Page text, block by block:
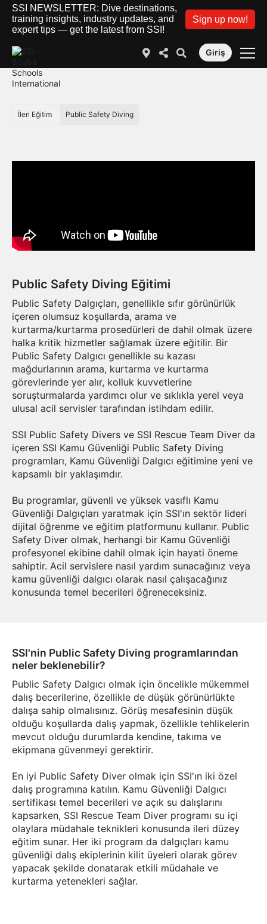
SSI NEWSLETTER: Dive destinations,
training insights, industry updates, and
expert tips — get the latest from SSI!
Sign up now!
Giriş
İleri Eğitim Public Safety Diving
Public Safety Diving Eğitimi
Public Safety Dalgıçları, genellikle sıfır görünürlük
içeren olumsuz koşullarda, arama ve
kurtarma/kurtarma prosedürleri de dahil olmak üzere
halka kritik hizmetler sağlamak üzere eğitilir. Bir
Public Safety Dalgıcı genellikle su kazası
mağdurlarının arama, kurtarma ve kurtarma
görevlerinde yer alır, kolluk kuvvetlerine
soruşturmalarda yardımcı olur ve sıklıkla yerel veya
ulusal acil servisler tarafından istihdam edilir.
SSI Public Safety Divers ve SSI Rescue Team Diver da
içeren SSI Kamu Güvenliği Public Safety Diving
programları, Kamu Güvenliği Dalgıcı eğitimine yeni ve
kapsamlı bir yaklaşımdır.
Bu programlar, güvenli ve yüksek vasıflı Kamu
Güvenliği Dalgıçları yaratmak için SSI'ın sektör lideri
dijital öğrenme ve eğitim platformunu kullanır. Public
Safety Diver olmak, herhangi bir Kamu Güvenliği
profesyonel ekibine dahil olmak için hayati öneme
sahiptir. Acil servislere nasıl yardım sunacağınız veya
kamu güvenliği dalgıcı olarak nasıl çalışacağınız
konusunda temel becerileri öğreneceksiniz.
SSI'nin Public Safety Diving programlarından
neler beklenebilir?
Public Safety Dalgıcı olmak için öncelikle mükemmel
dalış becerilerine, özellikle de düşük görünürlükte
dalışa sahip olmalısınız. Görüş mesafesinin düşük
olduğu koşullarda dalış yapmak, özellikle tehlikelerin
mevcut olduğu durumlarda kendine, takıma ve
ekipmana güvenmeyi gerektirir.
En iyi Public Safety Diver olmak için SSI'ın iki özel
dalış programına katılın. Kamu Güvenliği Dalgıcı
sertifikası temel becerileri ve açık su dalışlarını
kapsarken, SSI Rescue Team Diver programı su içi
olaylara müdahale teknikleri konusunda ileri düzey
eğitim sunar. Her iki program da dalgıçları kamu
güvenliği dalış ekiplerinin kilit üyeleri olarak görev
yapacak şekilde donatarak etkili müdahale ve
kurtarma yetenekleri sağlar.